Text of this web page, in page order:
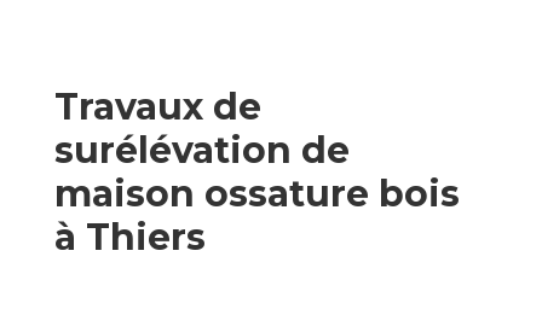
Travaux de
surélévation de
maison ossature bois
à Thiers